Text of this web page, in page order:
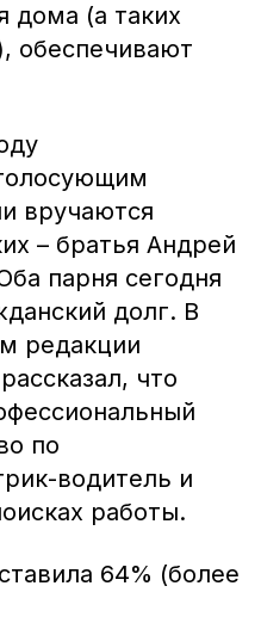
дома (а таких
обеспечивают
вручаются
– братья Андрей
парня сегодня
долг. В
редакции
что
по
водитель и
работы.
64% (более